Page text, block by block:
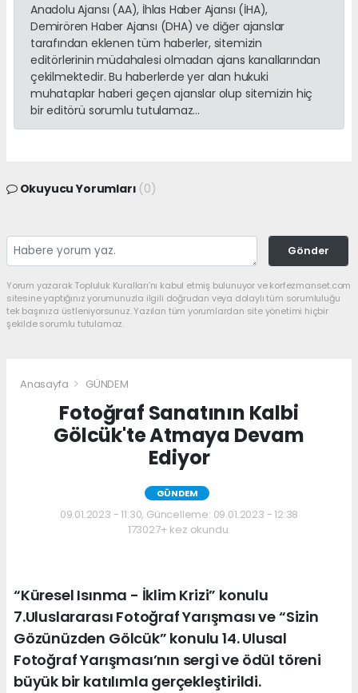
Anadolu Ajansı (AA), İhlas Haber Ajansı (İHA),
Demirören Haber Ajansı (DHA) ve diğer ajanslar
tarafından eklenen tüm haberler, sitemizin
editörlerinin müdahalesi olmadan ajans kanallarından
çekilmektedir. Bu haberlerde yer alan hukuki
muhataplar haberi geçen ajanslar olup sitemizin hiç
bir editörü sorumlu tutulamaz...
Okuyucu Yorumları (0)
Gönder
Yorum yazarak Topluluk Kuralları’nı kabul etmiş bulunuyor ve korfezmanset.com
sitesine yaptığınız yorumunuzla ilgili doğrudan veya dolaylı tüm sorumluluğu
tek başınıza üstleniyorsunuz. Yazılan tüm yorumlardan site yönetimi hiçbir
şekilde sorumlu tutulamaz.
Anasayfa GÜNDEM
Fotoğraf Sanatının Kalbi
Gölcük'te Atmaya Devam
Ediyor
GÜNDEM
09.01.2023 - 11:30, Güncelleme: 09.01.2023 - 12:38
173027+ kez okundu.
“Küresel Isınma - İklim Krizi” konulu
7.Uluslararası Fotoğraf Yarışması ve “Sizin
Gözünüzden Gölcük” konulu 14. Ulusal
Fotoğraf Yarışması’nın sergi ve ödül töreni
büyük bir katılımla gerçekleştirildi.